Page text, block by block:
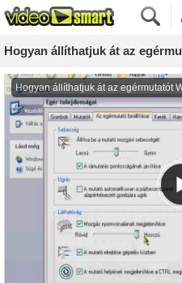
Hogyan állíthatjuk át az